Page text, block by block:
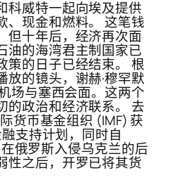
科威特一起向埃及提供
、现金和燃料。 这笔钱
但十年后，经济再次面
油的海湾君主制国家已
策的日子已经结束。 根
放的镜头，谢赫·穆罕默
场与塞西会面。这两个
的政治和经济联系。 去
货币基金组织 (IMF) 获
支持计划，同时自
俄罗斯入侵乌克兰的后
性之后，开罗已将其货